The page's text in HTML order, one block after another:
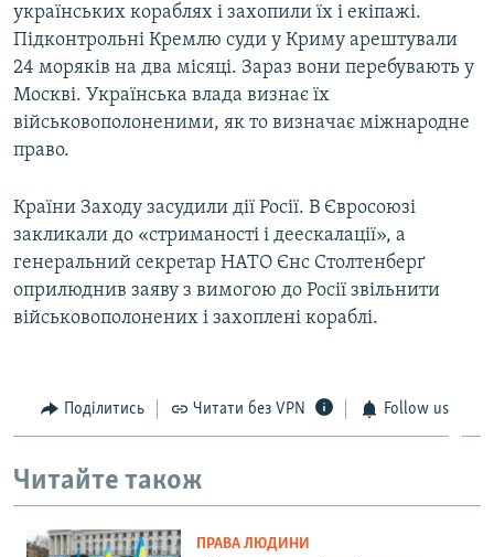
українських кораблях і захопили їх і екіпажі.
Підконтрольні Кремлю суди у Криму арештували
24 моряків на два місяці. Зараз вони перебувають у
Москві. Українська влада визнає їх
військовополоненими, як то визначає міжнародне
право.
Країни Заходу засудили дії Росії. В Євросоюзі
закликали до «стриманості і деескалації», а
генеральний секретар НАТО Єнс Столтенберґ
оприлюднив заяву з вимогою до Росії звільнити
військовополонених і захоплені кораблі.
Поділитись Читати без VPN Follow us
Читайте також
ПРАВА ЛЮДИНИ